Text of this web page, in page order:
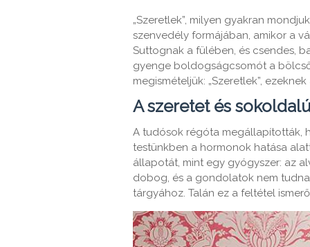
„Szeretlek”, milyen gyakran
szenvedély formájában, amikor a
Suttognak a fülében, és csendes,
gyenge boldogságcsomót a
megismételjük: „Szeretlek”,
A szeretet és
A tudósok régóta megállapították,
testünkben a hormonok hatása
állapotát, mint egy gyógyszer: az
dobog, és a gondolatok nem
tárgyához. Talán ez a feltétel